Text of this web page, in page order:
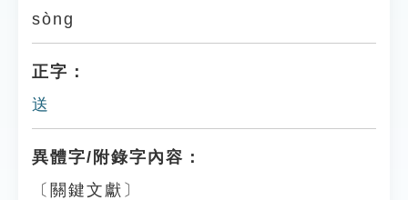
sòng
正字：
送
異體字/附錄字內容：
〔關鍵文獻〕